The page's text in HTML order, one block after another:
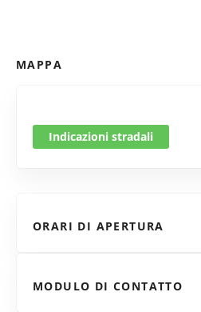
MAPPA
Indicazioni stradali
ORARI DI APERTURA
MODULO DI CONTATTO